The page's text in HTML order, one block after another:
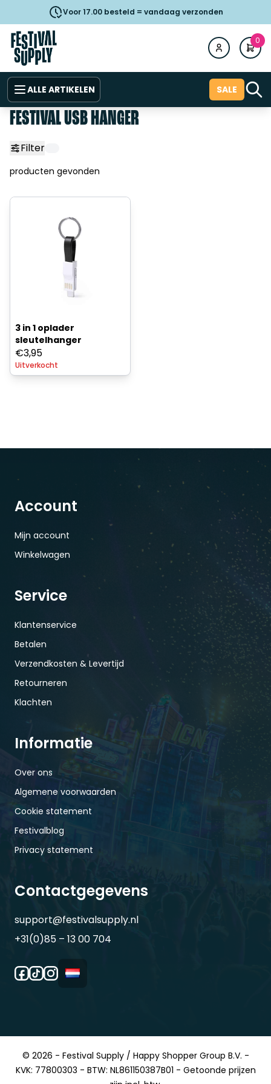
Voor 17.00 besteld = vandaag verzonden
0
ALLE ARTIKELEN SALE
FESTIVAL USB HANGER
Filter
producten gevonden
3 in 1 oplader
sleutelhanger
€3,95
Uitverkocht
Account
Mijn account
Winkelwagen
Service
Klantenservice
Betalen
Verzendkosten & Levertijd
Retourneren
Klachten
Informatie
Over ons
Algemene voorwaarden
Cookie statement
Festivalblog
Privacy statement
Contactgegevens
support@festivalsupply.nl
+31(0)85 – 13 00 704
© 2026 - Festival Supply / Happy Shopper Group B.V. -
KVK: 77800303 - BTW: NL861150387B01 - Getoonde prijzen